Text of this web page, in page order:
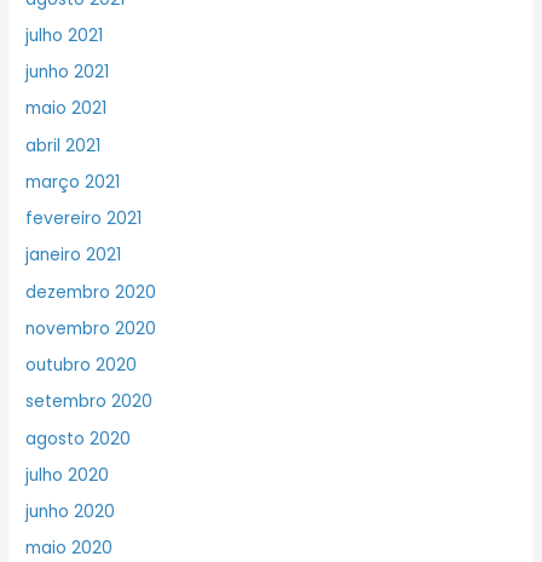
julho 2021
junho 2021
maio 2021
abril 2021
março 2021
fevereiro 2021
janeiro 2021
dezembro 2020
novembro 2020
outubro 2020
setembro 2020
agosto 2020
julho 2020
junho 2020
maio 2020